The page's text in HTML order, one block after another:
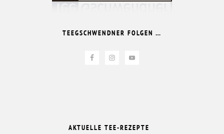
TEEGSCHWENDNER FOLGEN …
AKTUELLE TEE-REZEPTE